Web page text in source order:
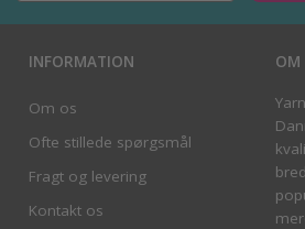
INFORMATION
Om os
Ofte stillede spørgsmål
Fragt og levering
Kontakt os
OM